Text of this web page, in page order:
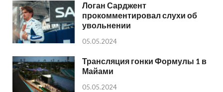
Логан Сарджент
прокомментировал слухи об
увольнении
05.05.2024
Трансляция гонки Формулы 1 в
Майами
05.05.2024